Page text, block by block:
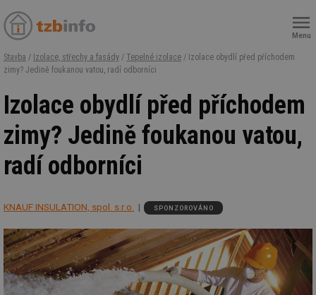
Menu
Stavba / Izolace, střechy a fasády / Tepelné izolace / Izolace obydlí před příchodem
zimy? Jedině foukanou vatou, radí odborníci
Izolace obydlí před příchodem
zimy? Jedině foukanou vatou,
radí odborníci
KNAUF INSULATION, spol. s.r.o. SPONZOROVÁNO